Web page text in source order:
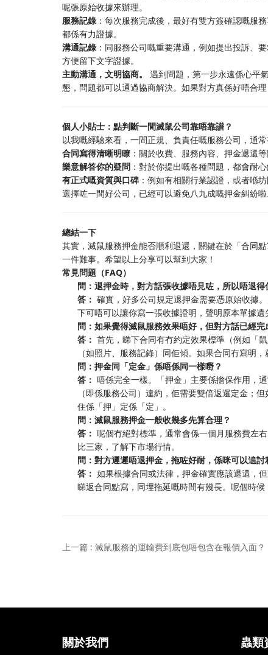
呢張原始收據來辦理。
服務記錄 ：每次服務完成後，最好有雙方簽確認嘅服
都係有力證據。
溝通記錄 ：同服務公司嘅重要溝通，例如提出投訴、
方便留下文字證據。
主動溝通，文明協商。
遇到問題，第一步永遠係心平
懇，問題都可以通過協商解決。如果對方真係好唔合
個人小貼士：點判斷一間滅鼠公司靠唔靠譜？
以我嘅經驗來看，一間正規、負責任嘅服務公司，通常
合同寫得清晰明瞭 ：關於收費、服務內容、押金退還
樂意解答你的疑問 ：對於你提出嘅各種問題，都會耐
有正式嘅資質與口碑 ：例如有相關行業認證，或者喺坊
選擇咗一間好公司，已經可以避免八九成嘅押金糾紛啦
總結一下
其實，滅鼠服務押金能否順利退還，關鍵在於「合同
一件難事。希望以上分享可以幫到大家！
常見問題（FAQ）
問：退押金時，對方話張收據唔見咗，所以唔退得
答： 確實，好多公司規定退押金需要憑原始收據
下可唔可以讓你寫一張收據證明，聲明原本單據
問：如果覺得滅鼠服務效果唔好，但對方話已經
答： 首先，睇下合同有冇約定效果標準（例如「
（如照片、服務記錄）同佢傾。如果合同冇寫明
問：押金同「定金」係唔係同一樣嘢？
答： 唔係完全一樣。「押金」主要係擔保作用，
（即係服務公司）違約，佢需要雙倍返還定金；
住係「押」定係「定」。
問：滅鼠服務押金一般收幾多先算合理？
答： 呢個冇絕對標準，通常會係一個月服務費左
比三家，了解下市場行情。
問：對方遲遲唔退押金，拖咗好耐，係咪可以追討
答： 如果根據合同或法律，押金確實應該退還，
睇返合同點寫，同埋拖延嘅時間有幾長。呢個時候
上一篇 : 滅鼠服務的運輸費到底包唔包含在報價入面？
關於我們 蟲類